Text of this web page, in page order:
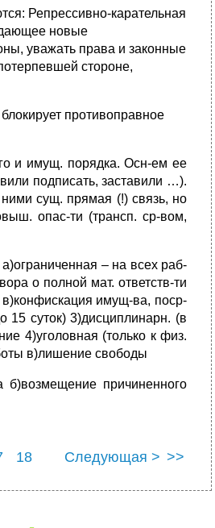
Репрессивно-карательная
новые
уважать права и законные
стороне,
противоправное
и имущ. порядка. Осн-ем ее
подписать, заставили …).
ними сущ. прямая (!) связь, но
опас-ти (трансп. ср-вом,
– на всех раб-
о полной мат. ответств-ти
имущ-ва, поср-
15 суток) 3)дисциплинарн. (в
4)уголовная (только к физ.
в)лишение свободы
б)возмещение причиненного
18
Следующая > >>